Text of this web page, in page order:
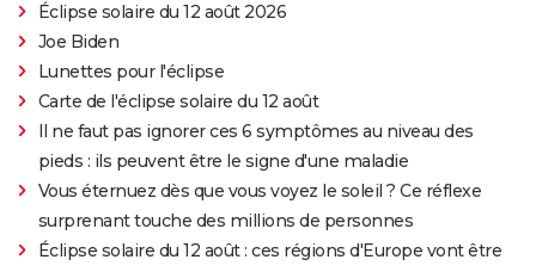
Éclipse solaire du 12 août 2026
Joe Biden
Lunettes pour l'éclipse
Carte de l'éclipse solaire du 12 août
Il ne faut pas ignorer ces 6 symptômes au niveau des
pieds : ils peuvent être le signe d'une maladie
Vous éternuez dès que vous voyez le soleil ? Ce réflexe
surprenant touche des millions de personnes
Éclipse solaire du 12 août : ces régions d'Europe vont être